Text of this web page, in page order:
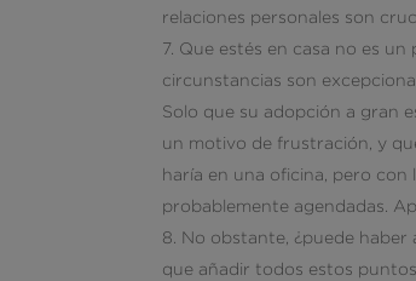
relaciones personales son
Que estés en casa no es
circunstancias son
Solo que su adopción a gran
un motivo de frustración, y
haría en una oficina, pero con
probablemente agendadas.
No obstante, ¿puede
que añadir todos estos